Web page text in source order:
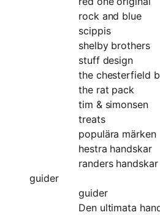
rock and blue
scippis
shelby brothers
stuff design
the chesterfield
the rat pack
tim & simonsen
treats
populära märken
hestra handskar
randers handskar
guider
guider
Den ultimata